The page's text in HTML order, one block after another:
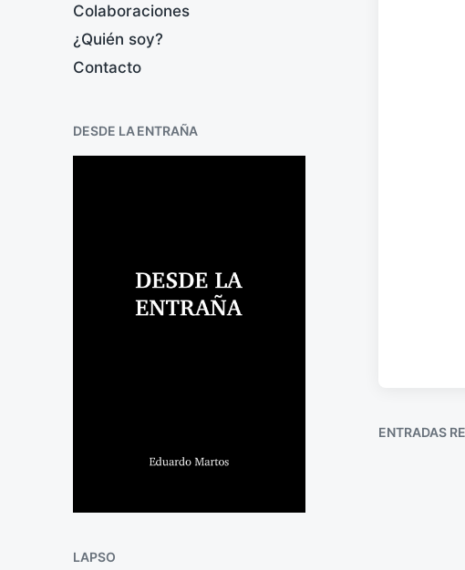
Colaboraciones
¿Quién soy?
Contacto
DESDE LA ENTRAÑA
LAPSO
ENTRADAS